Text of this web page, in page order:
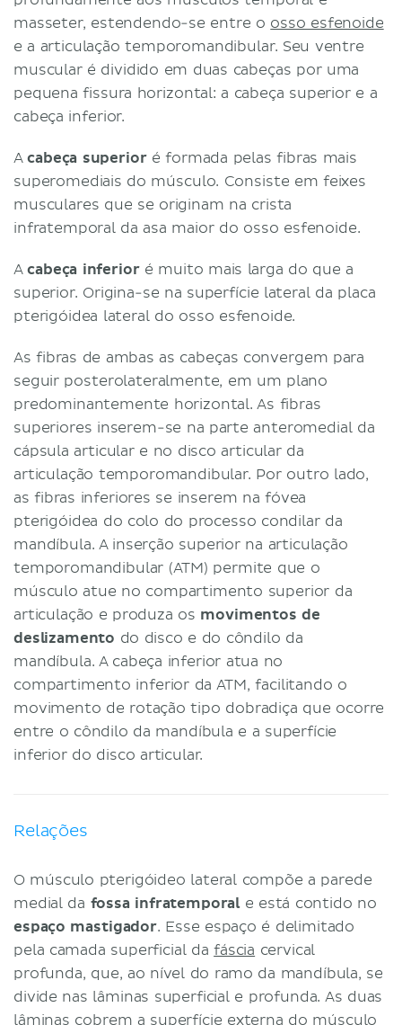
masseter, estendendo-se entre o osso esfenoide
e a articulação temporomandibular. Seu ventre
muscular é dividido em duas cabeças por uma
pequena fissura horizontal: a cabeça superior e a
cabeça inferior.
Acabeça superioré formada pelas fibras mais
superomediais do músculo. Consiste em feixes
musculares que se originam na crista
infratemporal da asa maior do osso esfenoide.
Acabeça inferioré muito mais larga do que a
superior. Origina-se na superfície lateral da placa
pterigóidea lateral do osso esfenoide.
As fibras de ambas as cabeças convergem para
seguir posterolateralmente, em um plano
predominantemente horizontal. As fibras
superiores inserem-se na parte anteromedial da
cápsula articular e no disco articular da
articulação temporomandibular. Por outro lado,
as fibras inferiores se inserem na fóvea
pterigóidea do colo do processo condilar da
mandíbula. A inserção superior na articulação
temporomandibular (ATM) permite que o
músculo atue no compartimento superior da
articulação e produza os movimentos de
deslizamento do disco e do côndilo da
mandíbula. A cabeça inferior atua no
compartimento inferior da ATM, facilitando o
movimento de rotação tipo dobradiça que ocorre
entre o côndilo da mandíbula e a superfície
inferior do disco articular.
Relações
O músculo pterigóideo lateral compõe a parede
medial da fossa infratemporale está contido no
espaço mastigador. Esse espaço é delimitado
pela camada superficial dafáscia cervical
profunda, que, ao nível do ramo da mandíbula, se
divide nas lâminas superficial e profunda. As duas
lâminas cobrem a superfície externa do músculo